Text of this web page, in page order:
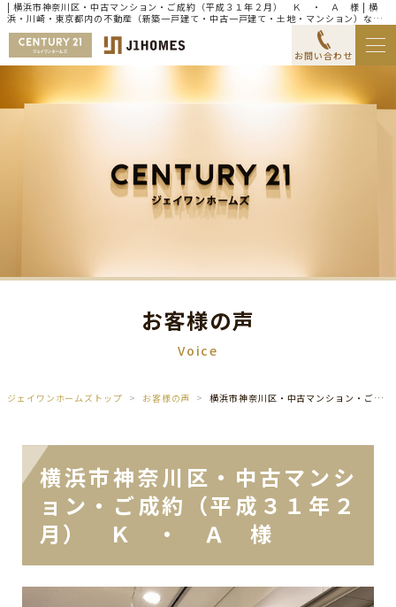
| 横浜市神奈川区・中古マンション・ご成約（平成３１年２月） Ｋ ・ Ａ 様 | 横
浜・川崎・東京都内の不動産（新築一戸建て・中古一戸建て・土地・マンション）なら
センチュリー21ジェイワンホームズ
お問い合わせ
お客様の声
Voice
ジェイワンホームズトップ お客様の声 横浜市神奈川区・中古マンション・ご成約（平成３１年２月） Ｋ ・ Ａ 様
横浜市神奈川区・中古マンシ
ョン・ご成約（平成３１年２
月） Ｋ ・ Ａ 様